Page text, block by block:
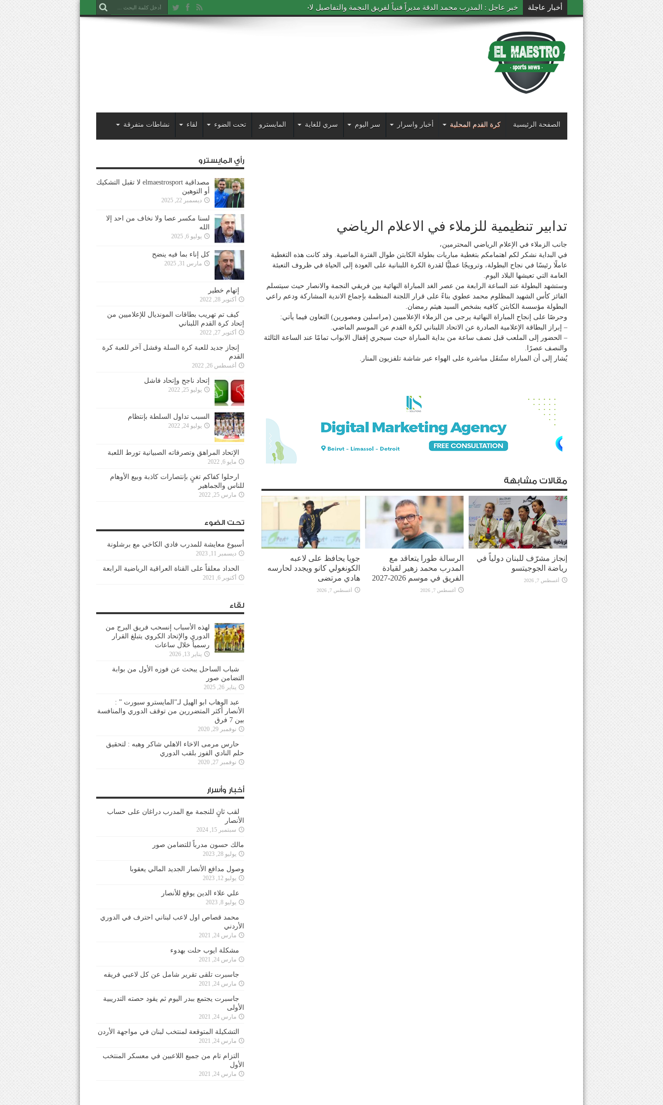
أخبار عاجلة خبر عاجل : المدرب محمد الدقة مديراً فنياً لفريق النجمة والتفاصيل لاحقاً
الصفحة الرئيسية كرة القدم المحلية أخبار واسرار سر اليوم سري للغاية المايسترو تحت الضوء لقاء نشاطات متفرقة
تدابير تنظيمية للزملاء في الاعلام الرياضي
جانب الزملاء في الإعلام الرياضي المحترمين،
في البداية نشكر لكم اهتمامكم بتغطية مباريات بطولة الكابتن طوال الفترة الماضية. وقد كانت هذه التغطية
عاملًا رئيسًا في نجاح البطولة، وترويجًا عمليًّا لقدرة الكرة اللبنانية على العودة إلى الحياة في ظروف التعبئة
العامة التي تعيشها البلاد اليوم.
وستشهد البطولة عند الساعة الرابعة من عصر الغد المباراة النهائية بين فريقي النجمة والانصار حيث سيتسلم
الفائز كأس الشهيد المظلوم محمد عطوي بناءً على قرار اللجنة المنظمة بإجماع الاندية المشاركة ودعم راعي
البطولة مؤسسة الكابتن كافيه بشخص السيد هيثم رمضان.
وحرصًا على إنجاح المباراة النهائية يرجى من الزملاء الإعلاميين (مراسلين ومصورين) التعاون فيما يأتي:
– إبراز البطاقة الإعلامية الصادرة عن الاتحاد اللبناني لكرة القدم عن الموسم الماضي.
– الحضور إلى الملعب قبل نصف ساعة من بداية المباراة حيث سيجري إقفال الابواب تمامًا عند الساعة الثالثة
والنصف عصرًا.
يُشار إلى أن المباراة ستُنقَل مباشرة على الهواء عبر شاشة تلفزيون المنار.
مقالات مشابهة
إنجاز مشرّف للبنان دولياً في
رياضة الجوجيتسو
أغسطس 7, 2026
الرسالة طورا يتعاقد مع
المدرب محمد زهير لقيادة
الفريق في موسم 2026-2027
أغسطس 7, 2026
جويا يحافظ على لاعبه
الكونغولي كانو ويجدد لحارسه
هادي مرتضى
أغسطس 7, 2026
رأي المايسترو
مصداقية elmaestrosport لا تقبل التشكيك
أو التوهين
ديسمبر 22, 2025
لسنا مكسر عصا ولا نخاف من احد إلا
الله
يوليو 6, 2025
كل إناء بما فيه ينضح
مارس 31, 2025
إتهام خطير
أكتوبر 28, 2022
كيف تم تهريب بطاقات المونديال للإعلاميين من
إتحاد كرة القدم اللبناني
أكتوبر 27, 2022
إنجاز جديد للعبة كرة السلة وفشل آخر للعبة كرة
القدم
أغسطس 26, 2022
إتحاد ناجح وإتحاد فاشل
يوليو 25, 2022
السبب تداول السلطة بإنتظام
يوليو 24, 2022
الإتحاد المراهق وتصرفاته الصبيانية تورط اللعبة
مايو 6, 2022
ارحلوا كفاكم تغنٍ بإنتصارات كاذبة وبيع الأوهام
للناس والجماهير
مارس 25, 2022
تحت الضوء
أسبوع معايشة للمدرب فادي الكاخي مع برشلونة
ديسمبر 11, 2023
الحداد معلقاً على القناة العراقية الرياضية الرابعة
أكتوبر 6, 2021
لقاء
لهذه الأسباب إنسحب فريق البرج من
الدوري والإتحاد الكروي يتبلغ القرار
رسمياً خلال ساعات
يناير 13, 2026
شباب الساحل يبحث عن فوزه الأول من بوابة
التضامن صور
يناير 26, 2025
عبد الوهاب ابو الهيل لـ”المايسترو سبورت ” :
الأنصار أكثر المتضررين من توقف الدوري والمنافسة
بين 7 فرق
نوفمبر 29, 2020
حارس مرمى الاخاء الاهلي شاكر وهبه : لتحقيق
حلم النادي الفوز بلقب الدوري
نوفمبر 27, 2020
أخبار وأسرار
لقب ثانٍ للنجمة مع المدرب دراغان على حساب
الأنصار
سبتمبر 15, 2024
مالك حسون مدرباً للتضامن صور
يوليو 28, 2023
وصول مدافع الأنصار الجديد المالي يعقوبا
يوليو 12, 2023
علي علاء الدين يوقع للأنصار
يوليو 8, 2023
محمد قصاص اول لاعب لبناني احترف في الدوري
الأردني
مارس 24, 2021
مشكلة ايوب حلت بهدوء
مارس 24, 2021
جاسبرت تلقى تقرير شامل عن كل لاعبي فريقه
مارس 24, 2021
جاسبرت يجتمع ببدر اليوم ثم يقود حصته التدريبية
الأولى
مارس 24, 2021
التشكيلة المتوقعة لمنتخب لبنان في مواجهة الأردن
مارس 24, 2021
التزام تام من جميع اللاعبين في معسكر المنتخب
الأول
مارس 24, 2021